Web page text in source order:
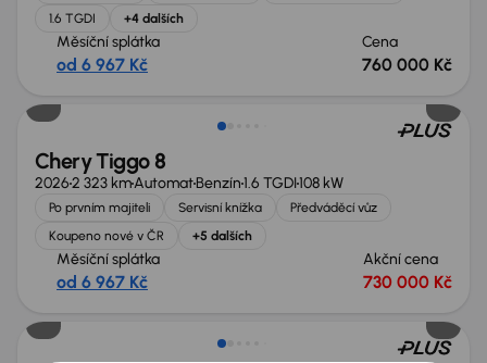
1.6 TGDI
+4 dalších
Měsíční splátka
od 6 967 Kč
Cena
760 000 Kč
Zlevněno o 40 000 Kč
Chery Tiggo 8
20262 323 kmAutomatBenzín1.6 TGDI108 kW
Po prvním majiteli Servisní knížka
Předváděcí vůz
Koupeno nové v ČR
+5 dalších
Měsíční splátka
od 6 967 Kč
Akční cena
730 000 Kč
Zlevněno o 40 000 Kč